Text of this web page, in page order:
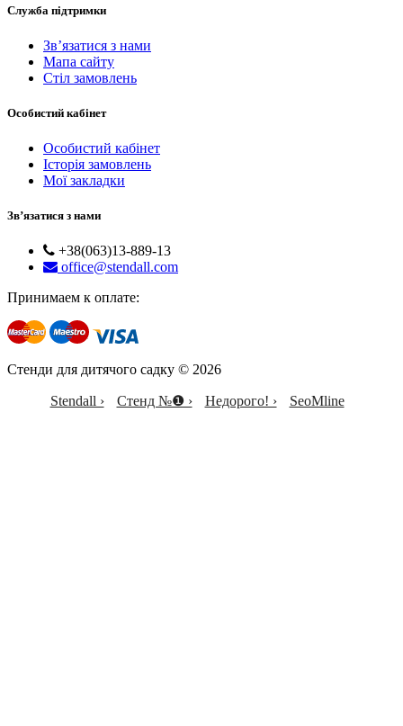
Служба підтримки
Зв’язатися з нами
Мапа сайту
Стіл замовлень
Особистий кабінет
Особистий кабінет
Історія замовлень
Мої закладки
Зв’язатися з нами
+38(063)13-889-13
office@stendall.com
Принимаем к оплате:
Стенди для дитячого садку © 2026
Stendall › Стенд №❶ › Недорого! › SeoMline